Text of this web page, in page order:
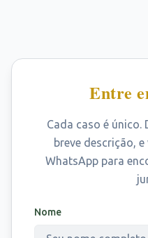
Entre
Cada caso é único.
breve descrição,
WhatsApp para
Nome